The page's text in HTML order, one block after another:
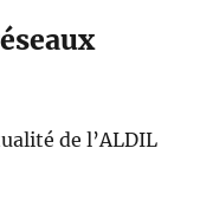
de l’ALDIL